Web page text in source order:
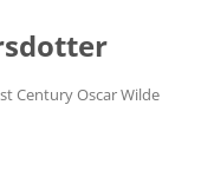
Century Oscar Wilde